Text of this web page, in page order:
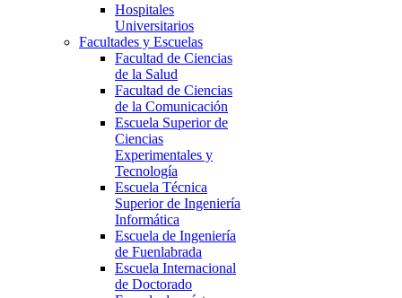
Hospitales
Universitarios
Facultades y Escuelas
Facultad de Ciencias
de la Salud
Facultad de Ciencias
de la Comunicación
Escuela Superior de
Ciencias
Experimentales y
Tecnología
Escuela Técnica
Superior de Ingeniería
Informática
Escuela de Ingeniería
de Fuenlabrada
Escuela Internacional
de Doctorado